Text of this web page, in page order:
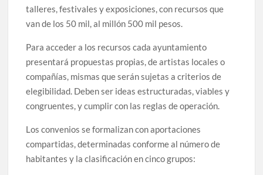
talleres, festivales y exposiciones, con recursos que
van de los 50 mil, al millón 500 mil pesos.
Para acceder a los recursos cada ayuntamiento
presentará propuestas propias, de artistas locales o
compañías, mismas que serán sujetas a criterios de
elegibilidad. Deben ser ideas estructuradas, viables y
congruentes, y cumplir con las reglas de operación.
Los convenios se formalizan con aportaciones
compartidas, determinadas conforme al número de
habitantes y la clasificación en cinco grupos: